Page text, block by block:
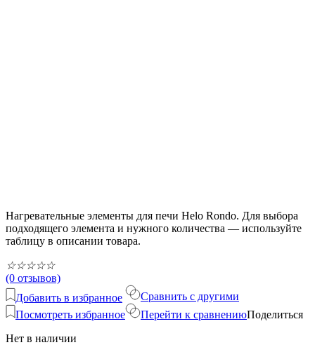
Нагревательные элементы для печи Helo Rondo. Для выбора
подходящего элемента и нужного количества — используйте
таблицу в описании товара.
☆☆☆☆☆
(0 отзывов)
Добавить в избранное
Посмотреть избранное
Сравнить с другими
Перейти к сравнениюПоделиться
Нет в наличии